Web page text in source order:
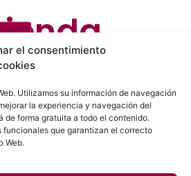
el consentimiento
Utilizamos su información de navegación
la experiencia y navegación del
de forma gratuita a todo el contenido.
funcionales que garantizan el correcto
Web.
Galán
Díaz? Recomiéndaselo a